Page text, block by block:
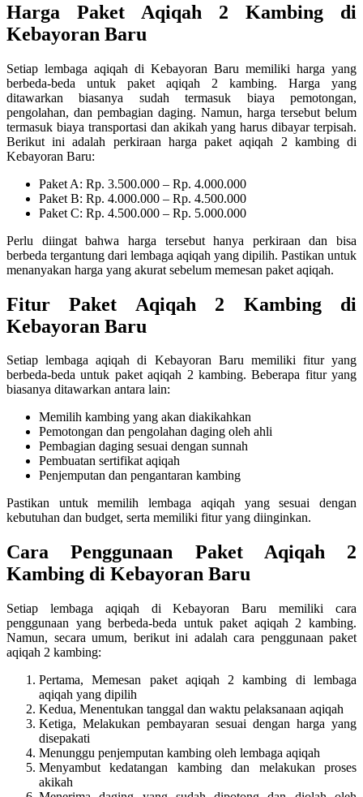
Harga Paket Aqiqah 2 Kambing di
Kebayoran Baru
Setiap lembaga aqiqah di Kebayoran Baru memiliki harga yang
berbeda-beda untuk paket aqiqah 2 kambing. Harga yang
ditawarkan biasanya sudah termasuk biaya pemotongan,
pengolahan, dan pembagian daging. Namun, harga tersebut belum
termasuk biaya transportasi dan akikah yang harus dibayar terpisah.
Berikut ini adalah perkiraan harga paket aqiqah 2 kambing di
Kebayoran Baru:
Paket A: Rp. 3.500.000 – Rp. 4.000.000
Paket B: Rp. 4.000.000 – Rp. 4.500.000
Paket C: Rp. 4.500.000 – Rp. 5.000.000
Perlu diingat bahwa harga tersebut hanya perkiraan dan bisa
berbeda tergantung dari lembaga aqiqah yang dipilih. Pastikan untuk
menanyakan harga yang akurat sebelum memesan paket aqiqah.
Fitur Paket Aqiqah 2 Kambing di
Kebayoran Baru
Setiap lembaga aqiqah di Kebayoran Baru memiliki fitur yang
berbeda-beda untuk paket aqiqah 2 kambing. Beberapa fitur yang
biasanya ditawarkan antara lain:
Memilih kambing yang akan diakikahkan
Pemotongan dan pengolahan daging oleh ahli
Pembagian daging sesuai dengan sunnah
Pembuatan sertifikat aqiqah
Penjemputan dan pengantaran kambing
Pastikan untuk memilih lembaga aqiqah yang sesuai dengan
kebutuhan dan budget, serta memiliki fitur yang diinginkan.
Cara Penggunaan Paket Aqiqah 2
Kambing di Kebayoran Baru
Setiap lembaga aqiqah di Kebayoran Baru memiliki cara
penggunaan yang berbeda-beda untuk paket aqiqah 2 kambing.
Namun, secara umum, berikut ini adalah cara penggunaan paket
aqiqah 2 kambing:
Pertama, Memesan paket aqiqah 2 kambing di lembaga
aqiqah yang dipilih
Kedua, Menentukan tanggal dan waktu pelaksanaan aqiqah
Ketiga, Melakukan pembayaran sesuai dengan harga yang
disepakati
Menunggu penjemputan kambing oleh lembaga aqiqah
Menyambut kedatangan kambing dan melakukan proses
akikah